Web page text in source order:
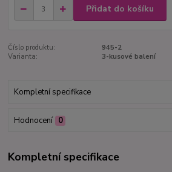
Přidat do košíku
Číslo produktu:
945-2
Varianta:
3-kusové balení
Kompletní specifikace
Hodnocení 0
Kompletní specifikace